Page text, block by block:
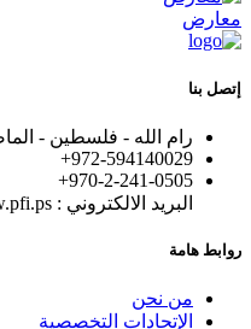
معارض
إتصل بنا
رام الله - فلسطين -
972-594140029+
+970-2-241-0505
البريد الالكتروني : www.pfi.ps
روابط هامة
من نحن
الإتحادات التخصصية